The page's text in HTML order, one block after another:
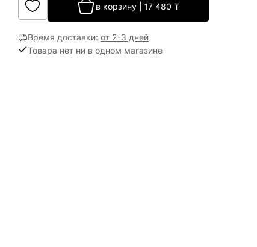
в корзину |17 480 ₸
Время доставки: от 2-3 дней
Товара нет ни в одном магазине